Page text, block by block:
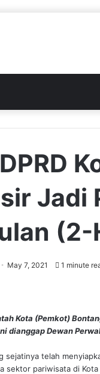
Jadi
(2-
May 7, 2021 1 minute
Kota (Pemkot)
dianggap Dewan
sejatinya telah
sektor pariwisata di